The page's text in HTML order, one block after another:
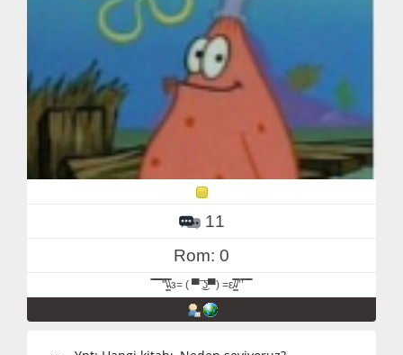
11
Rom: 0
̿̿ ̿̿ ̿̿ ̿'̿'\̵͇̿̿\з= ( ▀ ͜͞ʖ▀) =ε/̵͇̿̿/’̿’̿ ̿ ̿̿